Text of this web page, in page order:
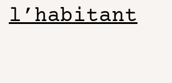
l’habitant